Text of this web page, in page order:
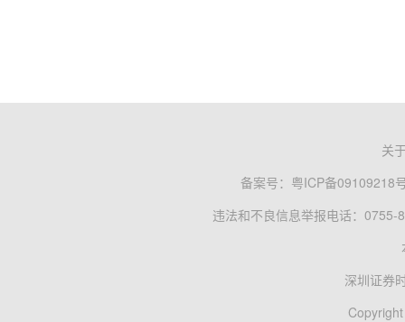
关
备案号： 粤ICP备09109218
违法和不良信息举报电话：0755-
深圳证券